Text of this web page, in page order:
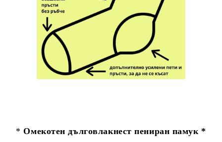
*Омекотен дълговлакнест пениран памук *